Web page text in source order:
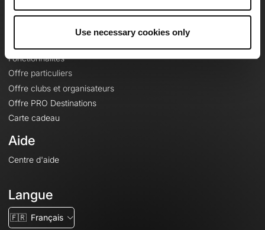
Use necessary cookies only
Fonctionnalités
Offre particuliers
Offre clubs et organisateurs
Offre PRO Destinations
Carte cadeau
Aide
Centre d'aide
Langue
🇫🇷 Français